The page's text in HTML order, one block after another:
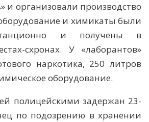
и организовали производство
и химикаты были
и получены в
схронах. У «лаборантов»
наркотика, 250 литров
оборудование.
полицейскими задержан 23-
по подозрению в хранении